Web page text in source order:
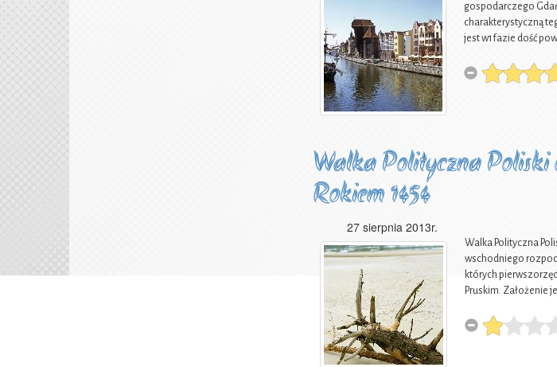
gospodarczego
charakterystyczną
jest w1fazie dość
Walka Polityczna Poliski
Rokiem 1454
27 sierpnia 2013r.
Walka Polityczna
wschodniego
których
Pruskim. Założenie